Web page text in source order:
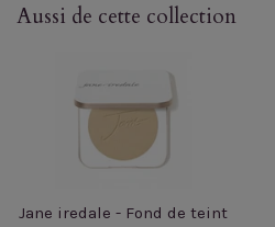
Aussi de cette collection
Jane iredale - Fond de teint